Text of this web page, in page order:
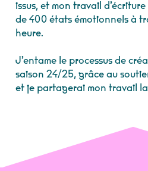
issus, et mon travail
de 400 états émotionnels à
heure.
J’entame le processus de
saison 24/25, grâce au
et je partagerai mon travail